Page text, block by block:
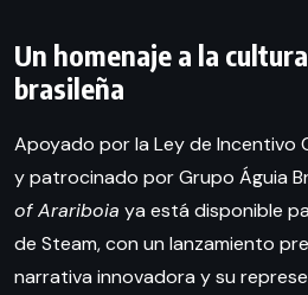
Un homenaje a la
brasileña
Apoyado por la Ley de Incentivo
y patrocinado por Grupo Águia
of Arariboia ya está disponible
de Steam, con un lanzamiento
narrativa innovadora y su